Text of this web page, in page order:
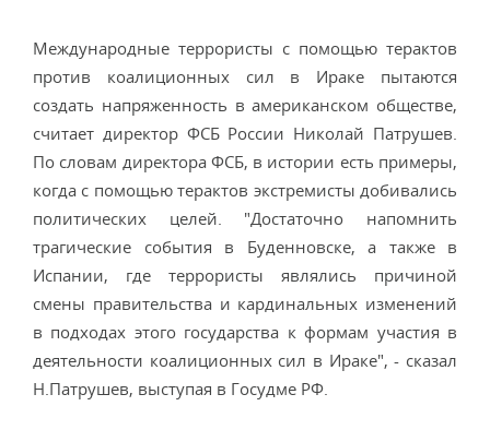
Международные террористы с помощью терактов
против коалиционных сил в Ираке пытаются
создать напряженность в американском обществе,
считает директор ФСБ России Николай Патрушев.
По словам директора ФСБ, в истории есть примеры,
когда с помощью терактов экстремисты добивались
политических целей. "Достаточно напомнить
трагические события в Буденновске, а также в
Испании, где террористы являлись причиной
смены правительства и кардинальных изменений
в подходах этого государства к формам участия в
деятельности коалиционных сил в Ираке", - сказал
Н.Патрушев, выступая в Госудме РФ.